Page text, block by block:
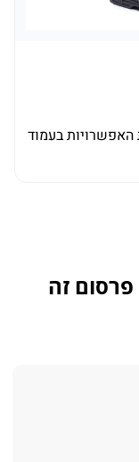
האפשרויות בעמוד
זה